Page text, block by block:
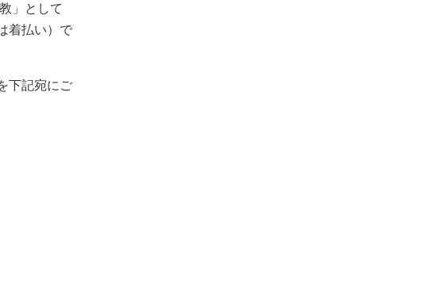
」として
着払い）で
下記宛にご